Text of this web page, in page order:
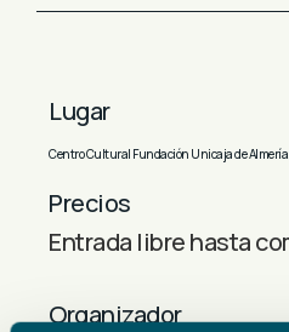
Lugar
Centro Cultural Fundación Unicaja de
Precios
Entrada libre hasta
Organizador